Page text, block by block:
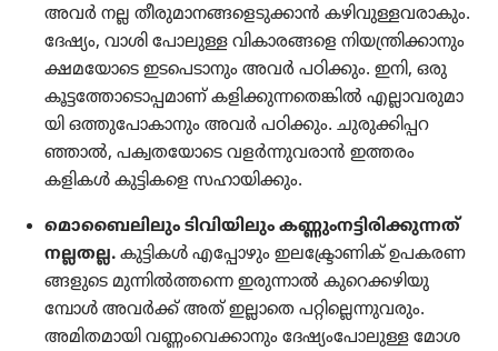
അവർ നല്ല തീരു​മാ​ന​ങ്ങ​ളെ​ടു​ക്കാൻ കഴിവു​ള്ള​വ​രാ​കും.
ദേഷ്യം, വാശി പോലുള്ള വികാ​ര​ങ്ങളെ നിയ​ന്ത്രി​ക്കാ​നും
ക്ഷമയോ​ടെ ഇടപെ​ടാ​നും അവർ പഠിക്കും. ഇനി, ഒരു
കൂട്ട​ത്തോ​ടൊ​പ്പ​മാണ്‌ കളിക്കു​ന്ന​തെ​ങ്കിൽ എല്ലാവ​രു​മാ​
യി ഒത്തു​പോ​കാ​നും അവർ പഠിക്കും. ചുരു​ക്കി​പ്പ​റ​
ഞ്ഞാൽ, പക്വത​യോ​ടെ വളർന്നു​വ​രാൻ ഇത്തരം
കളികൾ കുട്ടി​കളെ സഹായി​ക്കും.
മൊ​ബൈ​ലി​ലും ടിവി​യി​ലും കണ്ണും​ന​ട്ടി​രി​ക്കു​ന്നത്‌
നല്ലതല്ല. കുട്ടികൾ എപ്പോ​ഴും ഇല​ക്ട്രോ​ണിക്‌ ഉപകര​ണ​
ങ്ങ​ളു​ടെ മുന്നിൽത്തന്നെ ഇരുന്നാൽ കുറെ​ക്ക​ഴി​യു​
മ്പോൾ അവർക്ക്‌ അത്‌ ഇല്ലാതെ പറ്റി​ല്ലെ​ന്നു​വ​രും.
അമിത​മാ​യി വണ്ണം​വെ​ക്കാ​നും ദേഷ്യം​പോ​ലുള്ള മോശ​